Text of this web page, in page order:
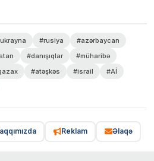
#rusiya
#azərbaycan
#danışıqlar
#müharibə
#atəşkəs #israil
#Aİ
Reklam Əlaqə